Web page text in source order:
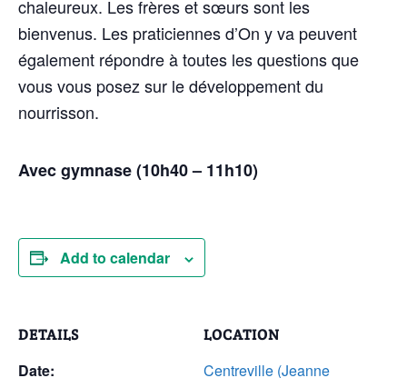
chaleureux. Les frères et sœurs sont les
bienvenus. Les praticiennes d’On y va peuvent
également répondre à toutes les questions que
vous vous posez sur le développement du
nourrisson.
Avec gymnase (10h40 – 11h10)
Add to calendar
DETAILS
Date:
LOCATION
Centreville (Jeanne